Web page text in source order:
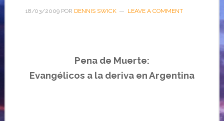
18/03/2009POR DENNIS SWICK LEAVE A COMMENT
Pena de Muerte:
Evangélicos a la deriva en Argentina